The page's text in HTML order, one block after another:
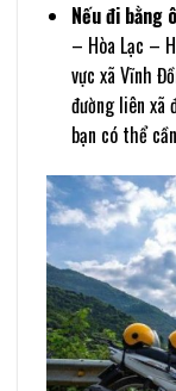
Nếu đi bằng
– Hòa Lạc –
vực xã Vĩnh
đường liên xã
bạn có thể